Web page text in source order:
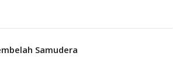
Samudera